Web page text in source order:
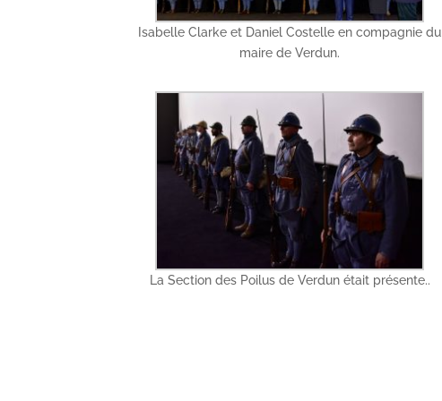
Isabelle Clarke et Daniel Costelle en compagnie du
maire de Verdun.
La Section des Poilus de Verdun était présente..